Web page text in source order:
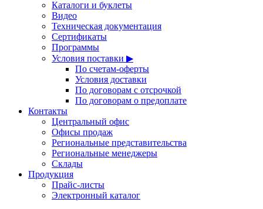
Каталоги и буклеты
Видео
Техническая документация
Сертификаты
Программы
Условия поставки ▶
По счетам-оферты
Условия доставки
По договорам с отсрочкой
По договорам о предоплате
Контакты
Центральный офис
Офисы продаж
Региональные представительства
Региональные менеджеры
Склады
Продукция
Прайс-листы
Электронный каталог